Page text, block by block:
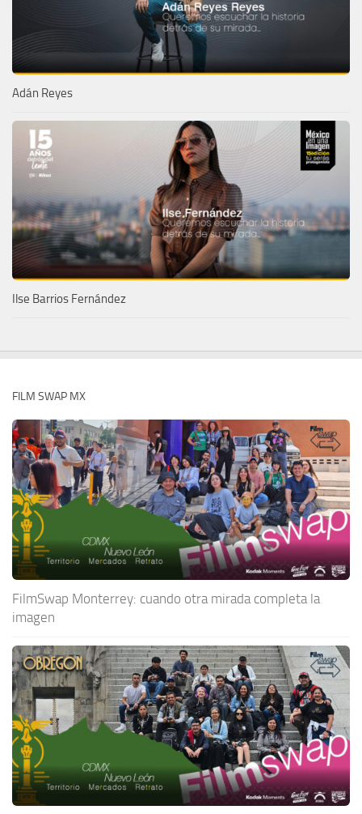
Adán Reyes
Ilse Barrios Fernández
FILM SWAP MX
FilmSwap Monterrey: cuando otra mirada completa la
imagen